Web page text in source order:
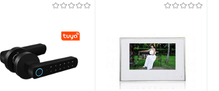
в 1 клик
Сравнение
Недоступно
Купить в 1 клик
Сравнение
В избранное
Недоступно